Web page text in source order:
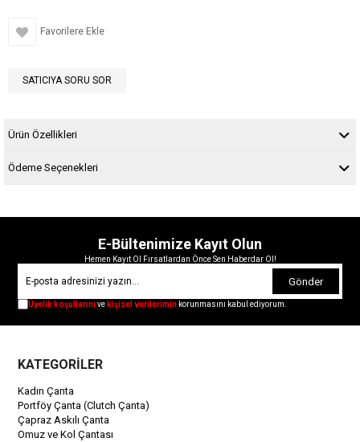
Favorilere Ekle
SATICIYA SORU SOR
Ürün Özellikleri
Ödeme Seçenekleri
E-Bültenimize Kayıt Olun
Hemen Kayıt Ol Fırsatlardan Önce Sen Haberdar Ol!
Gönder
Üyelik koşullarınıve kişisel verilerimin korunmasını kabul ediyorum.
KATEGORİLER
Kadın Çanta
Portföy Çanta (Clutch Çanta)
Çapraz Askılı Çanta
Omuz ve Kol Çantası